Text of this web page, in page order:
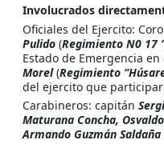
Involucrados
Oficiales del Ejercito:
Pulido (Regimiento N0 17
Estado de Emergencia en
Morel(Regimiento
del ejercito que
Carabineros: capitán
Maturana Concha,
Armando Guzmán Saldaña